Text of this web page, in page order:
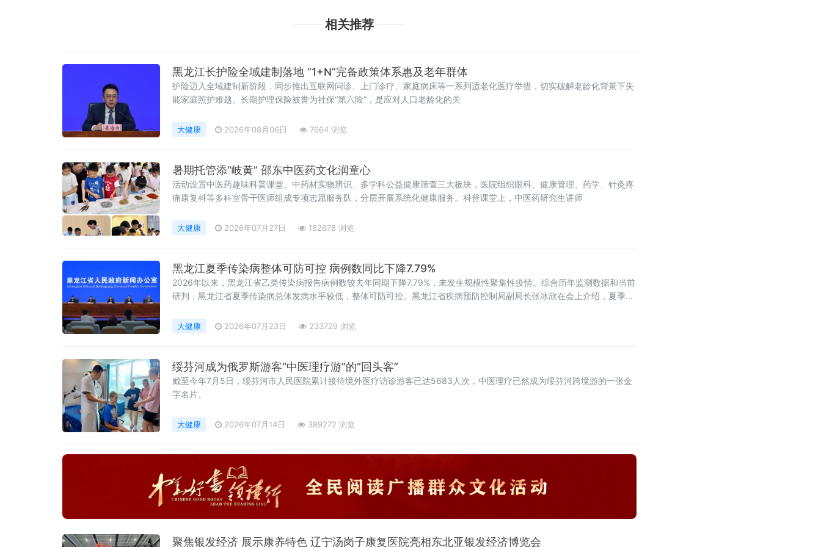
相关推荐
黑龙江长护险全域建制落地 “1+N”完备政策体系惠及老年群体
护险迈入全域建制新阶段，同步推出互联网问诊、上门诊疗、家庭病床等一系列适老化医疗举措，切实破解老龄化背景下失
能家庭照护难题。长期护理保险被誉为社保“第六险”，是应对人口老龄化的关
大健康 2026年08月06日 7664 浏览
暑期托管添“岐黄” 邵东中医药文化润童心
活动设置中医药趣味科普课堂、中药材实物辨识、多学科公益健康筛查三大板块，医院组织眼科、健康管理、药学、针灸疼
痛康复科等多科室骨干医师组成专项志愿服务队，分层开展系统化健康服务。科普课堂上，中医药研究生讲师
大健康 2026年07月27日 162678 浏览
黑龙江夏季传染病整体可防可控 病例数同比下降7.79%
2026年以来，黑龙江省乙类传染病报告病例数较去年同期下降7.79%，未发生规模性聚集性疫情。综合历年监测数据和当前
研判，黑龙江省夏季传染病总体发病水平较低，整体可防可控。黑龙江省疾病预防控制局副局长张冰欣在会上介绍，夏季肠
大健康 2026年07月23日 233729 浏览
绥芬河成为俄罗斯游客“中医理疗游”的“回头客”
截至今年7月5日，绥芬河市人民医院累计接待境外医疗访诊游客已达5683人次，中医理疗已然成为绥芬河跨境游的一张金
字名片。
大健康 2026年07月14日 389272 浏览
聚焦银发经济 展示康养特色 辽宁汤岗子康复医院亮相东北亚银发经济博览会